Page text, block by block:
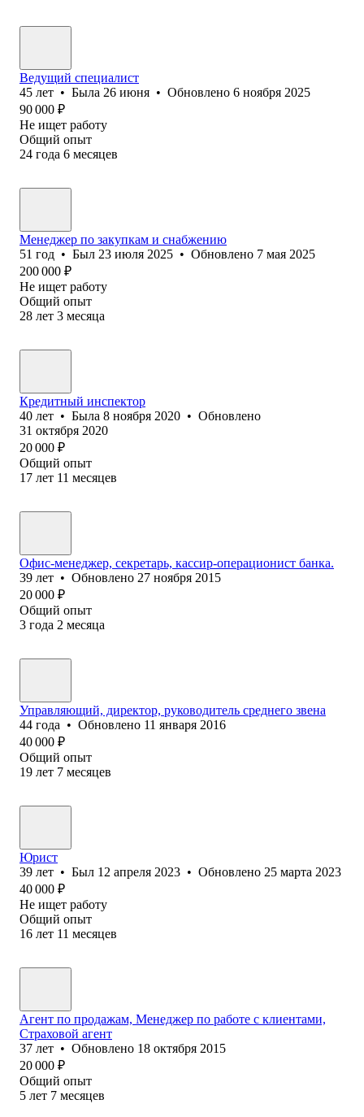
Ведущий специалист
45 лет • Была 26 июня • Обновлено 6 ноября 2025
90 000 ₽
Не ищет работу
Общий опыт
24 года 6 месяцев
Менеджер по закупкам и снабжению
51 год • Был 23 июля 2025 • Обновлено 7 мая 2025
200 000 ₽
Не ищет работу
Общий опыт
28 лет 3 месяца
Кредитный инспектор
40 лет • Была 8 ноября 2020 • Обновлено
31 октября 2020
20 000 ₽
Общий опыт
17 лет 11 месяцев
Офис-менеджер, секретарь, кассир-операционист банка.
39 лет • Обновлено 27 ноября 2015
20 000 ₽
Общий опыт
3 года 2 месяца
Управляющий, директор, руководитель среднего звена
44 года • Обновлено 11 января 2016
40 000 ₽
Общий опыт
19 лет 7 месяцев
Юрист
39 лет • Был 12 апреля 2023 • Обновлено 25 марта 2023
40 000 ₽
Не ищет работу
Общий опыт
16 лет 11 месяцев
Агент по продажам, Менеджер по работе с клиентами,
Страховой агент
37 лет • Обновлено 18 октября 2015
20 000 ₽
Общий опыт
5 лет 7 месяцев